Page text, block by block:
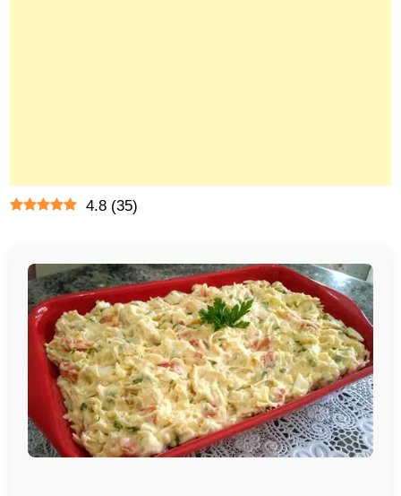
4.8 (35)